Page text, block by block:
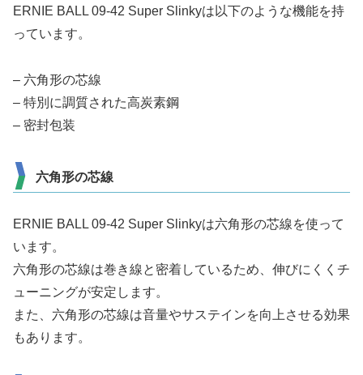
ERNIE BALL 09-42 Super Slinkyは以下のような機能を持
っています。
– 六角形の芯線
– 特別に調質された高炭素鋼
– 密封包装
六角形の芯線
ERNIE BALL 09-42 Super Slinkyは六角形の芯線を使って
います。
六角形の芯線は巻き線と密着しているため、伸びにくくチ
ューニングが安定します。
また、六角形の芯線は音量やサステインを向上させる効果
もあります。